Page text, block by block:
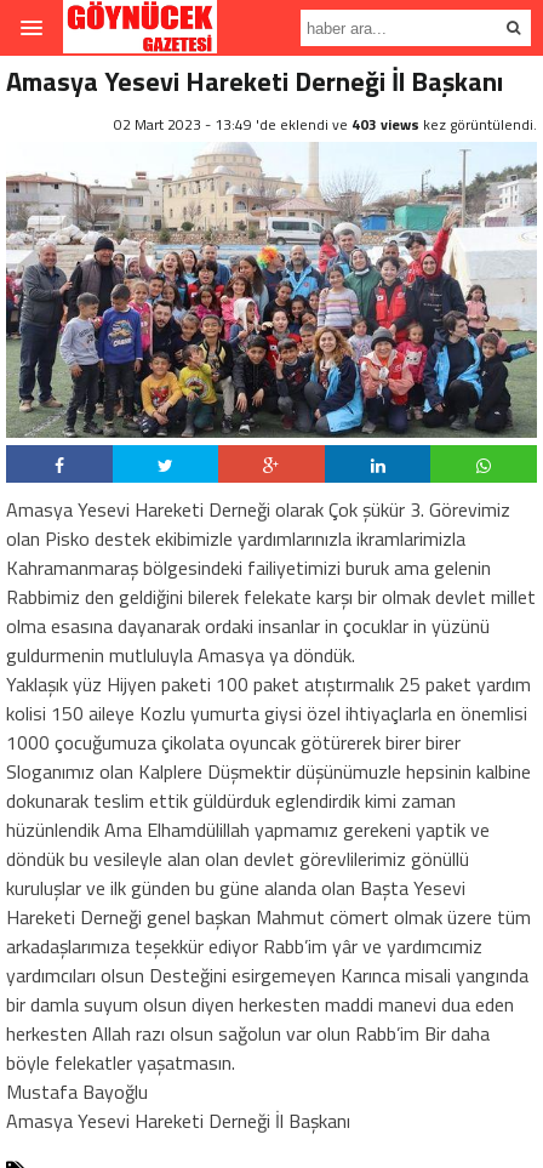
Amasya Yesevi Hareketi Derneği İl Başkanı
02 Mart 2023 - 13:49 'de eklendi ve 403 views kez görüntülendi.
Amasya Yesevi Hareketi Derneği olarak Çok şükür 3. Görevimiz
olan Pisko destek ekibimizle yardımlarınızla ikramlarimizla
Kahramanmaraş bölgesindeki failiyetimizi buruk ama gelenin
Rabbimiz den geldiğini bilerek felekate karşı bir olmak devlet millet
olma esasına dayanarak ordaki insanlar in çocuklar in yüzünü
guldurmenin mutluluyla Amasya ya döndük.
Yaklaşık yüz Hijyen paketi 100 paket atıştırmalık 25 paket yardım
kolisi 150 aileye Kozlu yumurta giysi özel ihtiyaçlarla en önemlisi
1000 çocuğumuza çikolata oyuncak götürerek birer birer
Sloganımız olan Kalplere Düşmektir düşünümuzle hepsinin kalbine
dokunarak teslim ettik güldürduk eglendirdik kimi zaman
hüzünlendik Ama Elhamdülillah yapmamız gerekeni yaptik ve
döndük bu vesileyle alan olan devlet görevlilerimiz gönüllü
kuruluşlar ve ilk günden bu güne alanda olan Başta Yesevi
Hareketi Derneği genel başkan Mahmut cömert olmak üzere tüm
arkadaşlarımıza teşekkür ediyor Rabb’im yâr ve yardımcımiz
yardımcıları olsun Desteğini esirgemeyen Karınca misali yangında
bir damla suyum olsun diyen herkesten maddi manevi dua eden
herkesten Allah razı olsun sağolun var olun Rabb’im Bir daha
böyle felekatler yaşatmasın.
Mustafa Bayoğlu
Amasya Yesevi Hareketi Derneği İl Başkanı